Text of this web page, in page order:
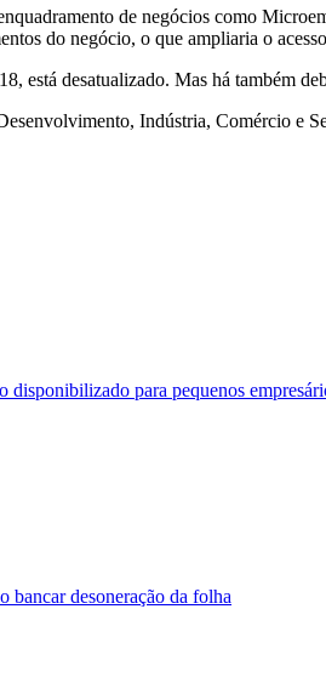
de negócios como
do negócio, o que ampliaria o
está desatualizado. Mas há também
Indústria, Comércio e
para pequenos
bancar desoneração da folha